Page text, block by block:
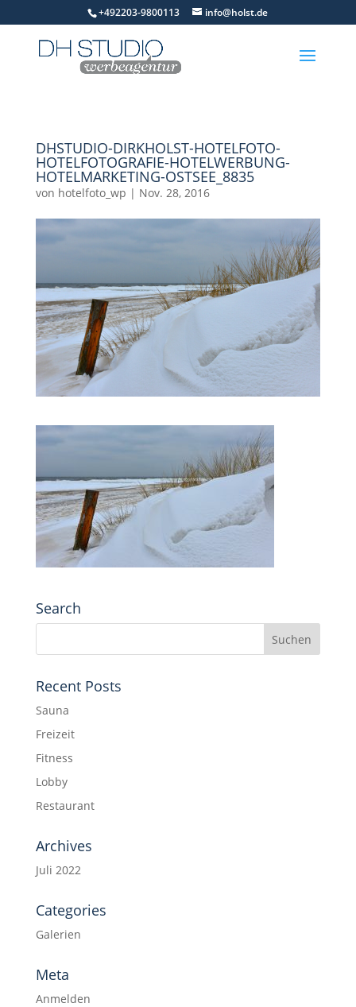
+492203-9800113 info@holst.de
DHSTUDIO-DIRKHOLST-HOTELFOTO-
HOTELFOTOGRAFIE-HOTELWERBUNG-
HOTELMARKETING-OSTSEE_8835
von hotelfoto_wp | Nov. 28, 2016
Search
Recent Posts
Sauna
Freizeit
Fitness
Lobby
Restaurant
Archives
Juli 2022
Categories
Galerien
Meta
Anmelden